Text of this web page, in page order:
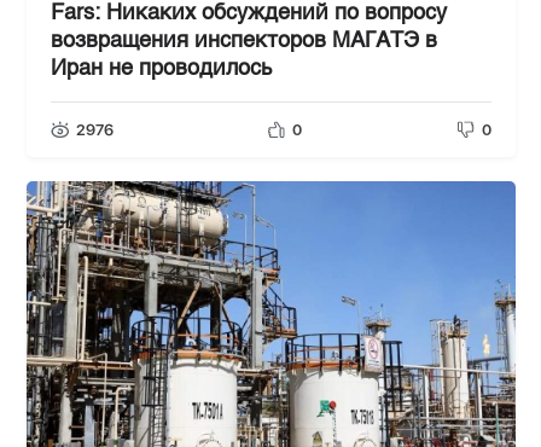
Fars: Никаких обсуждений по вопросу
возвращения инспекторов МАГАТЭ в
Иран не проводилось
2976 0 0